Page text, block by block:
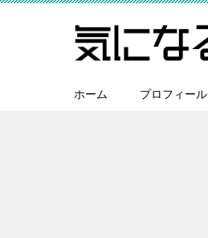
ホーム プロフィール